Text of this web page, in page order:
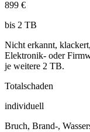
899 €
bis 2 TB
Nicht erkannt,
Elektronik- oder
je weitere 2 TB.
Totalschaden
individuell
Bruch, Brand-,